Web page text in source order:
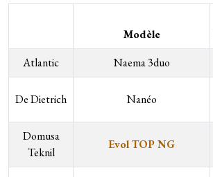
Modèle
Atlantic
Naema 3duo
De Dietrich Nanéo
Domusa
Teknil
Evol TOP NG